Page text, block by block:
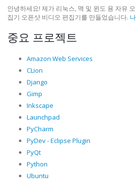
안녕하세요! 제가 리눅스, 맥 및 윈도 용 자유
집기 오픈샷 비디오 편집기를 만들었습니다.
중요 프로젝트
Amazon Web Services
CLion
Django
Gimp
Inkscape
Launchpad
PyCharm
PyDev - Eclipse Plugin
PyQt
Python
Ubuntu